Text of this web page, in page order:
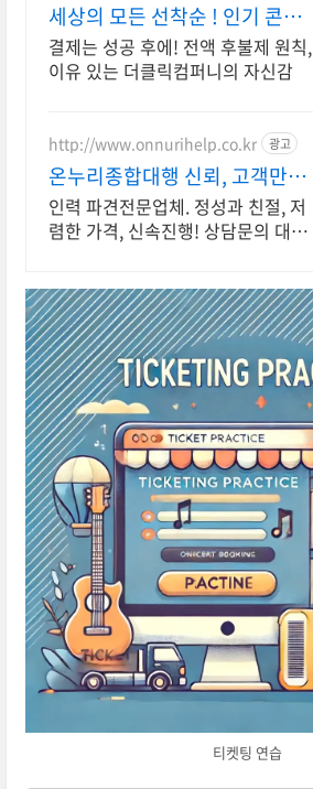
세상의 모든 선착순 ! 인기 콘서
트와 뮤지컬
결제는 성공 후에! 전액 후불제 원칙,
이유 있는 더클릭컴퍼니의 자신감
http://www.onnurihelp.co.kr 광고
온누리종합대행 신뢰, 고객만족,
서비스
인력 파견전문업체. 정성과 친절, 저
렴한 가격, 신속진행! 상담문의 대환
티켓팅 연습